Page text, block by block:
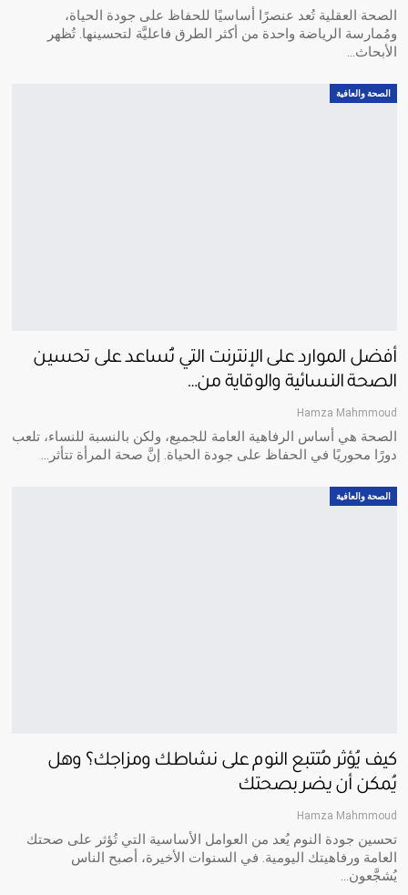
الصحة العقلية تُعد عنصرًا أساسيًا للحفاظ على جودة الحياة،
ومُمارسة الرياضة واحدة من أكثر الطرق فاعليَّة لتحسينها. تُظهر
الأبحاث…
الصحة والعافية
أفضل الموارد على الإنترنت التي تُساعد على تحسين
الصحة النسائية والوقاية من…
Hamza Mahmmoud
الصحة هي أساس الرفاهية العامة للجميع، ولكن بالنسبة للنساء، تلعب
دورًا محوريًا في الحفاظ على جودة الحياة. إنَّ صحة المرأة تتأثر …
الصحة والعافية
كيف يُؤثر مُتتبع النوم على نشاطك ومزاجك؟ وهل
يُمكن أن يضر بصحتك
Hamza Mahmmoud
تحسين جودة النوم يُعد من العوامل الأساسية التي تُؤثر على صحتك
العامة ورفاهيتك اليومية. في السنوات الأخيرة، أصبح الناس
يُشجَّعون…